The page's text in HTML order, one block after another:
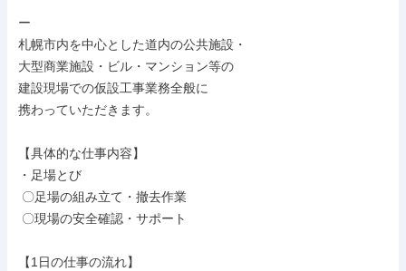
ー
札幌市内を中心とした道内の公共施設・
大型商業施設・ビル・マンション等の
建設現場での仮設工事業務全般に
携わっていただきます。
【具体的な仕事内容】
・足場とび
【1日の仕事の流れ】